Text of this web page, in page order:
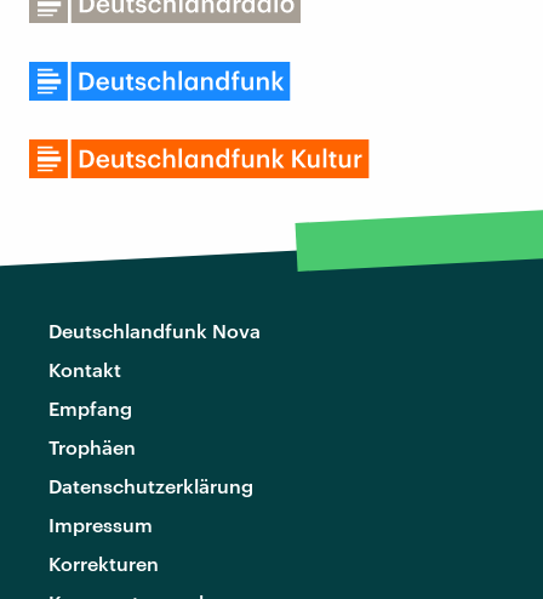
Deutschlandfunk Nova
Kontakt
Empfang
Trophäen
Datenschutzerklärung
Impressum
Korrekturen